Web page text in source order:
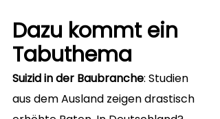
Dazu kommt ein
Tabuthema
Suizid in der Baubranche: Studien
aus dem Ausland zeigen drastisch